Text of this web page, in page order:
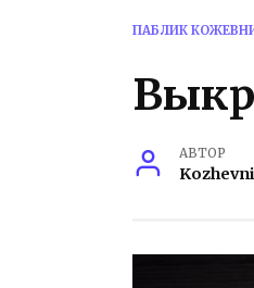
ПАБЛИК
АВТОР